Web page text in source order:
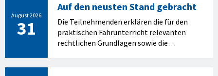
August 2026
31
Auf den neusten Stand gebracht
Die Teilnehmenden erklären die für den
praktischen Fahrunterricht relevanten
rechtlichen Grundlagen sowie die